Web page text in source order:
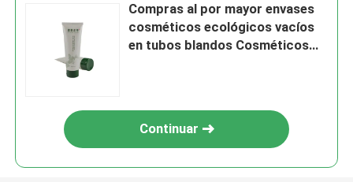
Compras al por mayor envases
cosméticos ecológicos vacíos
en tubos blandos Cosméticos
Continuar